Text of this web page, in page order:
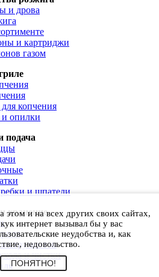
и дрова
и картриджи
газом
копчения
опилки
подача
и шпатели
хранение
и чистки
и на всех других своих сайтах,
интернет вызывал бы у вас
неудобства и, как
недовольство.
ПОНЯТНО!